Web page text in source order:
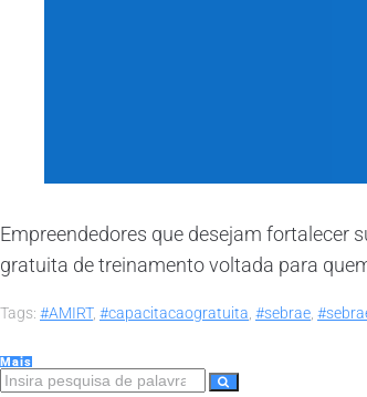
Empreendedores que desejam fortalecer
gratuita de treinamento voltada para
Tags: #AMIRT, #capacitacaogratuita #sebrae
Mais